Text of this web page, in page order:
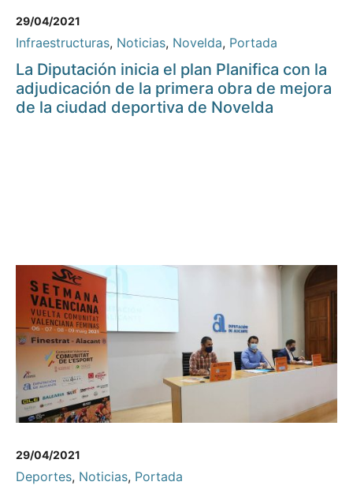
29/04/2021
Infraestructuras, Noticias, Novelda, Portada
La Diputación inicia el plan Planifica con la
adjudicación de la primera obra de mejora
de la ciudad deportiva de Novelda
29/04/2021
Deportes, Noticias, Portada